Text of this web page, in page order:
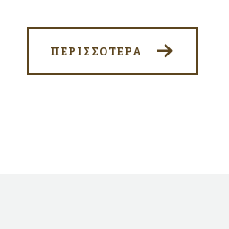
ΠΕΡΙΣΣΟΤΕΡΑ